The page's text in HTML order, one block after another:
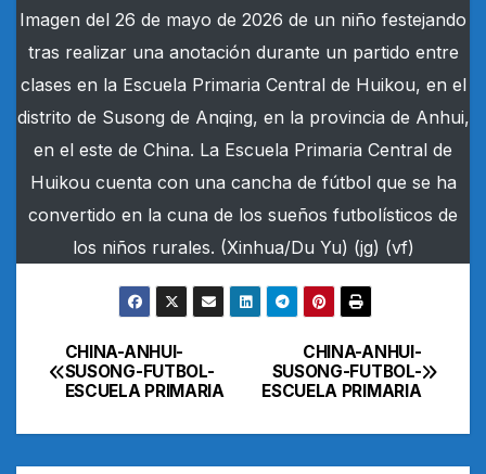
Imagen del 26 de mayo de 2026 de un niño festejando
tras realizar una anotación durante un partido entre
clases en la Escuela Primaria Central de Huikou, en el
distrito de Susong de Anqing, en la provincia de Anhui,
en el este de China. La Escuela Primaria Central de
Huikou cuenta con una cancha de fútbol que se ha
convertido en la cuna de los sueños futbolísticos de
los niños rurales. (Xinhua/Du Yu) (jg) (vf)
Navegación
de
CHINA-ANHUI-
SUSONG-FUTBOL-
ESCUELA PRIMARIA
CHINA-ANHUI-
SUSONG-FUTBOL-
ESCUELA PRIMARIA